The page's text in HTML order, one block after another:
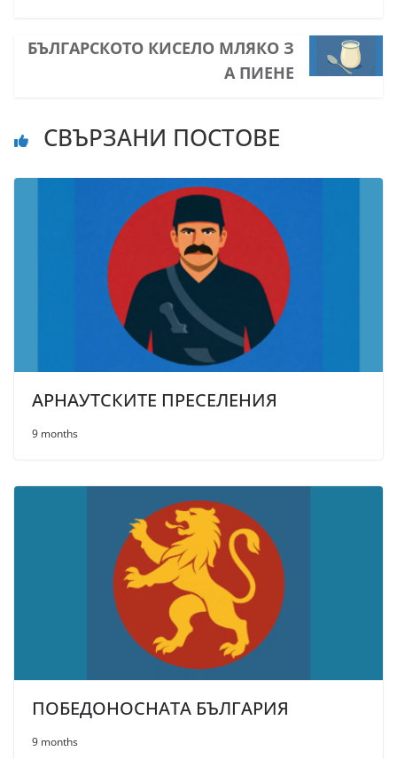
БЪЛГАРСКОТО КИСЕЛО МЛЯКО З
А ПИЕНЕ
СВЪРЗАНИ ПОСТОВЕ
АРНАУТСКИТЕ ПРЕСЕЛЕНИЯ
9 months
ПОБЕДОНОСНАТА БЪЛГАРИЯ
9 months